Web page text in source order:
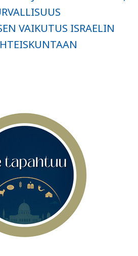
VAIKUTUS ISRAELIN